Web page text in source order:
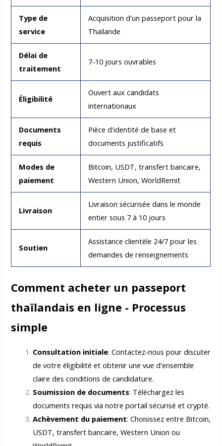
Type de
service
Acquisition d'un passeport pour la
Thaïlande
Délai de
traitement
7-10 jours ouvrables
Éligibilité
Ouvert aux candidats
internationaux
Documents
requis
Pièce d'identité de base et
documents justificatifs
Modes de
paiement
Bitcoin, USDT, transfert bancaire,
Western Union, WorldRemit
Livraison
Livraison sécurisée dans le monde
entier sous 7 à 10 jours
Soutien
Assistance clientèle 24/7 pour les
demandes de renseignements
Comment acheter un passeport
thaïlandais en ligne - Processus
simple
Consultation initiale: Contactez-nous pour discuter
de votre éligibilité et obtenir une vue d'ensemble
claire des conditions de candidature.
Soumission de documents: Téléchargez les
documents requis via notre portail sécurisé et crypté.
Achèvement du paiement: Choisissez entre Bitcoin,
USDT, transfert bancaire, Western Union ou